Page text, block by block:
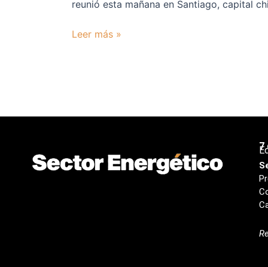
reunió esta mañana en Santiago, capital
Leer más »
7